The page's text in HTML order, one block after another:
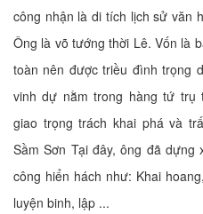
công nhận là di tích lịch sử văn
Ông là võ tướng thời Lê. Vốn là
toàn nên được triều đình trọng
vinh dự nằm trong hàng tứ trụ
giao trọng trách khai phá và
Sầm Sơn Tại đây, ông đã dựng
công hiển hách như: Khai
luyện binh, lập ...